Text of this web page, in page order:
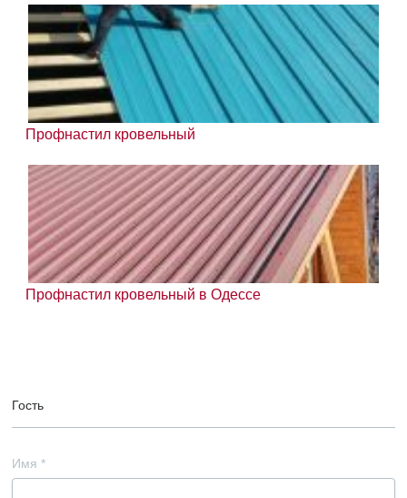
Профнастил кровельный
Профнастил кровельный в Одессе
Гость
Имя *